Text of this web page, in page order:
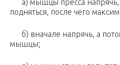
а) мышцы пресса напрячь,
подняться, после чего
б) вначале напрячь, а
мышцы;